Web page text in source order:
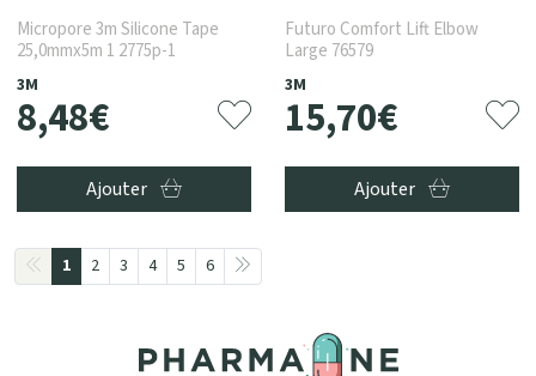
Micropore 3m Silicone Tape
25,0mmx5m 1 2775p-1
3M
8,48€
Ajouter
Futuro Comfort Lift Elbow
Large 76579
3M
15,70€
Ajouter
1 2 3 4 5 6